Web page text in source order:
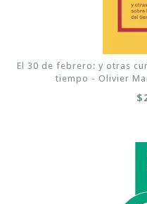
El 30 de febrero: y otras
tiempo - Olivier